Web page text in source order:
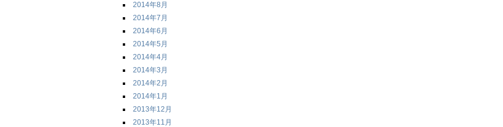
2014年8月
2014年7月
2014年6月
2014年5月
2014年4月
2014年3月
2014年2月
2014年1月
2013年12月
2013年11月